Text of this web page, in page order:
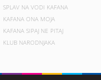
SPLAV NA VODI KAFANA
KAFANA ONA MOJA
KAFANA SIPAJ NE PITAJ
KLUB NARODNJAKA